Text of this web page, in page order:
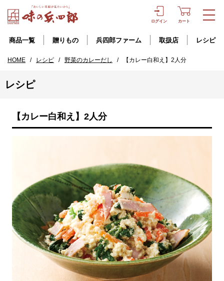
ログイン カート
商品一覧 贈りもの 兵四郎ファーム 取扱店 レシピ
HOME / レシピ / 野菜のカレーだし / 【カレー白和え】2人分
レシピ
【カレー白和え】2人分